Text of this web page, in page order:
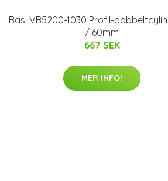
Basi VB5200-1030 Profil-
/ 60mm
667 SEK
MER INFO!